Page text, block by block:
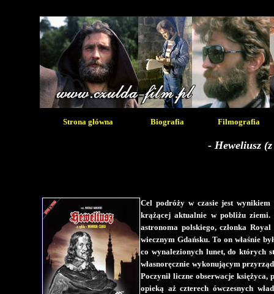
Strona główna Biografia Filmografia
- Heweliusz
Cel podróży w czasie jest
krążącej aktualnie w pobliżu ziemi.
astronoma polskiego, członka
wiecznym Gdańsku. To on właśnie
co wynalezionych lunet, do których
własnoręcznie wykonującym
Poczynił liczne obserwacje księżyca,
opieką aż czterech ówczesnych